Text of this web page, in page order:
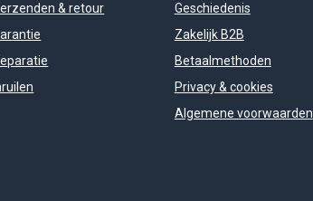
& retour
Geschiedenis
Zakelijk B2B
Betaalmethoden
Privacy & cookies
Algemene voorwaarden